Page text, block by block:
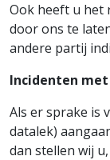
Ook heeft u het
door ons te
andere partij
Incidenten
Als er sprake is
datalek)
dan stellen wij